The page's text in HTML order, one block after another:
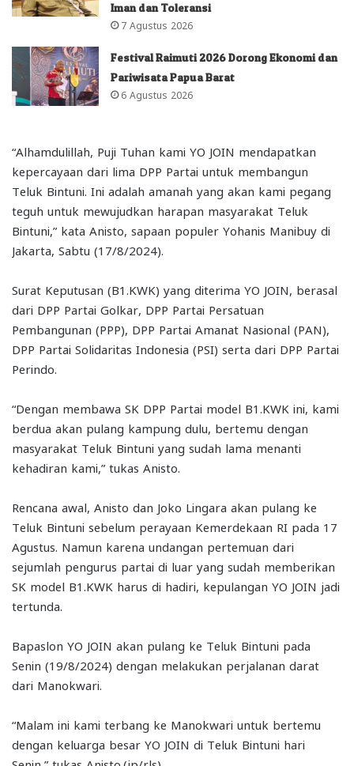
Iman dan Toleransi
7 Agustus 2026
Festival Raimuti 2026 Dorong Ekonomi dan
Pariwisata Papua Barat
6 Agustus 2026
“Alhamdulillah, Puji Tuhan kami YO JOIN mendapatkan
kepercayaan dari lima DPP Partai untuk membangun
Teluk Bintuni. Ini adalah amanah yang akan kami pegang
teguh untuk mewujudkan harapan masyarakat Teluk
Bintuni,” kata Anisto, sapaan populer Yohanis Manibuy di
Jakarta, Sabtu (17/8/2024).
Surat Keputusan (B1.KWK) yang diterima YO JOIN, berasal
dari DPP Partai Golkar, DPP Partai Persatuan
Pembangunan (PPP), DPP Partai Amanat Nasional (PAN),
DPP Partai Solidaritas Indonesia (PSI) serta dari DPP Partai
Perindo.
“Dengan membawa SK DPP Partai model B1.KWK ini, kami
berdua akan pulang kampung dulu, bertemu dengan
masyarakat Teluk Bintuni yang sudah lama menanti
kehadiran kami,” tukas Anisto.
Rencana awal, Anisto dan Joko Lingara akan pulang ke
Teluk Bintuni sebelum perayaan Kemerdekaan RI pada 17
Agustus. Namun karena undangan pertemuan dari
sejumlah pengurus partai di luar yang sudah memberikan
SK model B1.KWK harus di hadiri, kepulangan YO JOIN jadi
tertunda.
Bapaslon YO JOIN akan pulang ke Teluk Bintuni pada
Senin (19/8/2024) dengan melakukan perjalanan darat
dari Manokwari.
“Malam ini kami terbang ke Manokwari untuk bertemu
dengan keluarga besar YO JOIN di Teluk Bintuni hari